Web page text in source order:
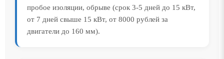
пробое изоляции, обрыве (срок 3-5 дней до 15 кВт,
от 7 дней свыше 15 кВт, от 8000 рублей за
двигатели до 160 мм).